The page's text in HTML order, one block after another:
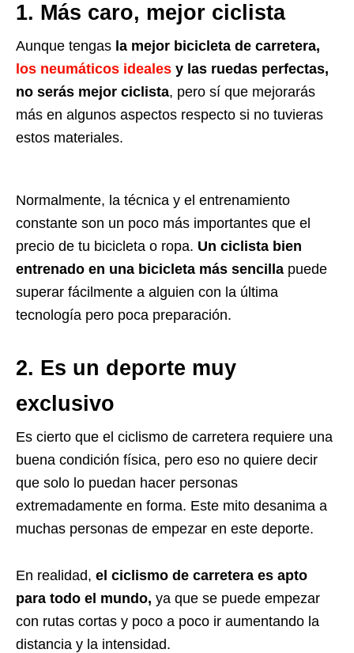
1. Más caro, mejor ciclista
Aunque tengas la mejor bicicleta de carretera,
los neumáticos ideales y las ruedas perfectas,
no serás mejor ciclista, pero sí que mejorarás
más en algunos aspectos respecto si no tuvieras
estos materiales.
Normalmente, la técnica y el entrenamiento
constante son un poco más importantes que el
precio de tu bicicleta o ropa. Un ciclista bien
entrenado en una bicicleta más sencilla puede
superar fácilmente a alguien con la última
tecnología pero poca preparación.
2. Es un deporte muy
exclusivo
Es cierto que el ciclismo de carretera requiere una
buena condición física, pero eso no quiere decir
que solo lo puedan hacer personas
extremadamente en forma. Este mito desanima a
muchas personas de empezar en este deporte.
En realidad, el ciclismo de carretera es apto
para todo el mundo, ya que se puede empezar
con rutas cortas y poco a poco ir aumentando la
distancia y la intensidad.